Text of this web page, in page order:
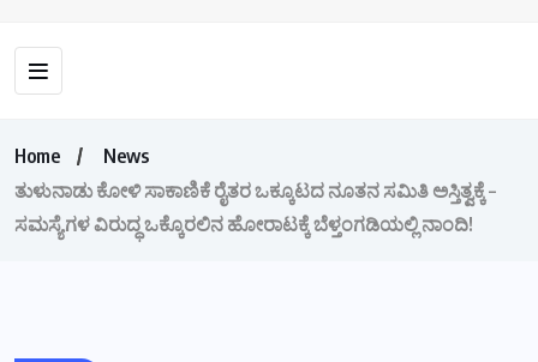
Home
News
ತುಳುನಾಡು ಕೋಳಿ ಸಾಕಾಣಿಕೆ ರೈತರ ಒಕ್ಕೂಟದ ನೂತನ ಸಮಿತಿ ಅಸ್ತಿತ್ವಕ್ಕೆ –
ಸಮಸ್ಯೆಗಳ ವಿರುದ್ಧ ಒಕ್ಕೊರಲಿನ ಹೋರಾಟಕ್ಕೆ ಬೆಳ್ತಂಗಡಿಯಲ್ಲಿ ನಾಂದಿ!